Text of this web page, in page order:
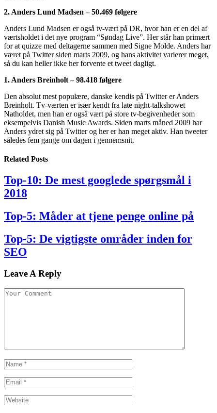
2. Anders Lund Madsen – 50.469 følgere
Anders Lund Madsen er også tv-vært på DR, hvor han er en del af
værtsholdet i det nye program “Søndag Live”. Her står han primært
for at quizze med deltagerne sammen med Signe Molde. Anders har
været på Twitter siden marts 2009, og hans aktivitet varierer meget,
så du kan heller ikke her forvente et tweet dagligt.
1. Anders Breinholt – 98.418 følgere
Den absolut mest populære, danske kendis på Twitter er Anders
Breinholt. Tv-værten er især kendt fra late night-talkshowet
Natholdet, men han er også vært på store tv-begivenheder som
eksempelvis Danish Music Awards. Siden marts måned 2009 har
Anders ydret sig på Twitter og her er han meget aktiv. Han tweeter
således fem gange om dagen i gennemsnit.
Related Posts
Top-10: De mest googlede spørgsmål i
2018
Top-5: Måder at tjene penge online på
Top-5: De vigtigste områder inden for
SEO
Leave A Reply